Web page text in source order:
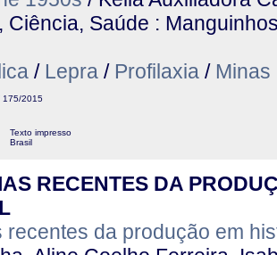
Ciência, Saúde :
/ Lepra / Profilaxia / Minas
175/2015
Texto impresso
Brasil
RECENTES DA
recentes da produção em